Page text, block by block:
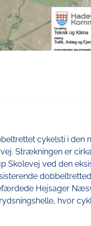
cykelsti i den
Strækningen er
Skolevej ved den
Hejsager
hvor